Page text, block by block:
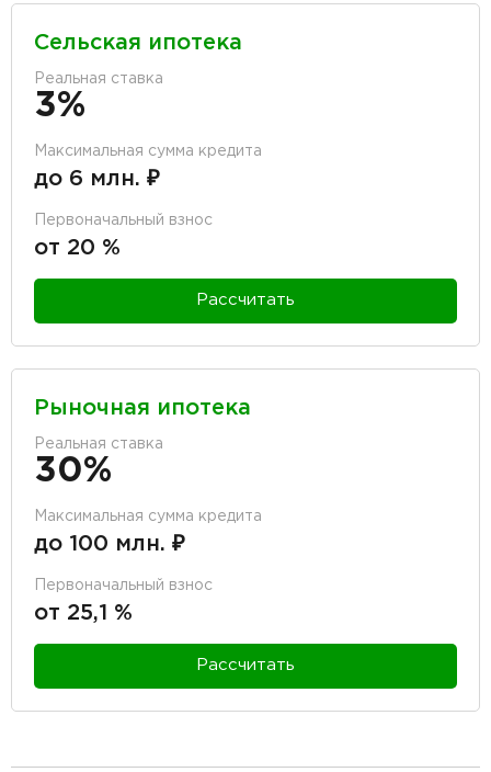
Сельская ипотека
Реальная ставка
3%
Максимальная сумма кредита
до 6 млн. ₽
Первоначальный взнос
от 20 %
Рассчитать
Рыночная ипотека
Реальная ставка
30%
Максимальная сумма кредита
до 100 млн. ₽
Первоначальный взнос
от 25,1 %
Рассчитать